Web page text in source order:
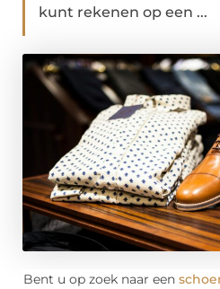
kunt rekenen op een ...
Bent u op zoek naar een